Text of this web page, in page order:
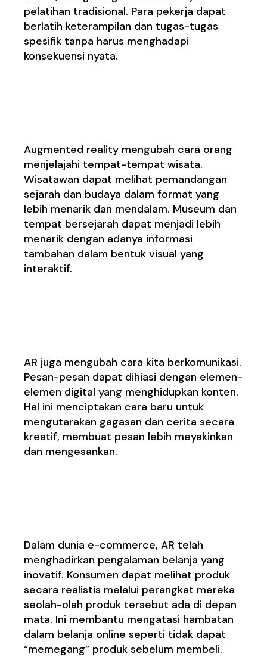
pelatihan tradisional. Para pekerja dapat
berlatih keterampilan dan tugas-tugas
spesifik tanpa harus menghadapi
konsekuensi nyata.
Augmented reality mengubah cara orang
menjelajahi tempat-tempat wisata.
Wisatawan dapat melihat pemandangan
sejarah dan budaya dalam format yang
lebih menarik dan mendalam. Museum dan
tempat bersejarah dapat menjadi lebih
menarik dengan adanya informasi
tambahan dalam bentuk visual yang
interaktif.
AR juga mengubah cara kita berkomunikasi.
Pesan-pesan dapat dihiasi dengan elemen-
elemen digital yang menghidupkan konten.
Hal ini menciptakan cara baru untuk
mengutarakan gagasan dan cerita secara
kreatif, membuat pesan lebih meyakinkan
dan mengesankan.
Dalam dunia e-commerce, AR telah
menghadirkan pengalaman belanja yang
inovatif. Konsumen dapat melihat produk
secara realistis melalui perangkat mereka
seolah-olah produk tersebut ada di depan
mata. Ini membantu mengatasi hambatan
dalam belanja online seperti tidak dapat
“memegang” produk sebelum membeli.